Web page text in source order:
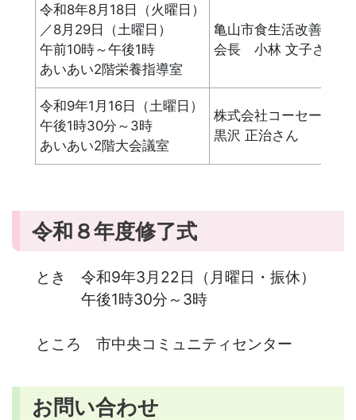
令和8年8月18日（火曜日）
／8月29日（土曜日）
午前10時～午後1時
あいあい2階栄養指導室
亀山市食生活改善推進
会長 小林 文子さん
令和9年1月16日（土曜日）
午後1時30分～3時
あいあい2階大会議室
株式会社コーセー 先
黒沢 正治さん
令和８年度修了式
とき 令和9年3月22日（月曜日・振休）
午後1時30分～3時
ところ 市中央コミュニティセンター
お問い合わせ